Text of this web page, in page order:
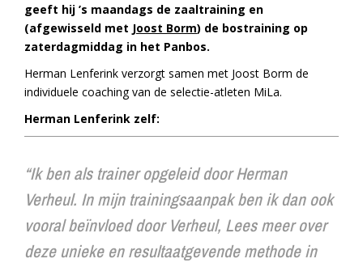
geeft hij ’s maandags de zaaltraining en
(afgewisseld met Joost Borm) de bostraining op
zaterdagmiddag in het Panbos.
Herman Lenferink verzorgt samen met Joost Borm de
individuele coaching van de selectie-atleten MiLa.
Herman Lenferink zelf:
“Ik ben als trainer opgeleid door Herman
Verheul. In mijn trainingsaanpak ben ik dan ook
vooral beïnvloed door Verheul, Lees meer over
deze unieke en resultaatgevende methode in